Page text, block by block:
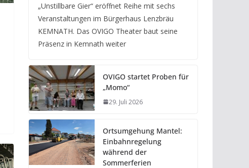
„Unstillbare Gier“ eröffnet Reihe mit sechs
Veranstaltungen im Bürgerhaus Lenzbräu
KEMNATH. Das OVIGO Theater baut seine
Präsenz in Kemnath weiter
OVIGO startet Proben für
„Momo“
29. Juli 2026
Ortsumgehung Mantel:
Einbahnregelung
während der
Sommerferien